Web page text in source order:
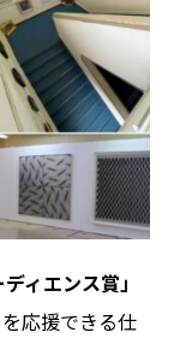
ィエンス賞」
応援できる仕